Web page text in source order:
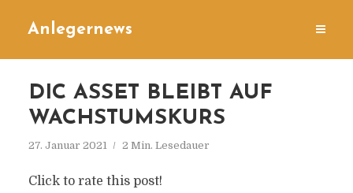
Anlegernews
DIC ASSET BLEIBT AUF
WACHSTUMSKURS
27. Januar 2021 2 Min. Lesedauer
Click to rate this post!